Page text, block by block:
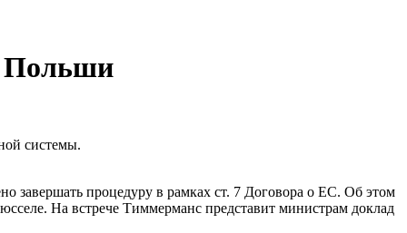
Польши
системы.
завершать процедуру в рамках ст. 7 Договора о ЕС. Об этом
На встрече Тиммерманс представит министрам доклад